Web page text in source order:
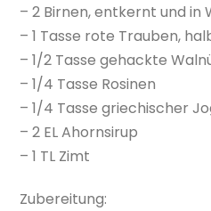
– 2 Birnen, entkernt und in
– 1 Tasse rote Trauben,
– 1/2 Tasse gehackte
– 1/4 Tasse Rosinen
– 1/4 Tasse griechischer
– 2 EL Ahornsirup
– 1 TL Zimt
Zubereitung: